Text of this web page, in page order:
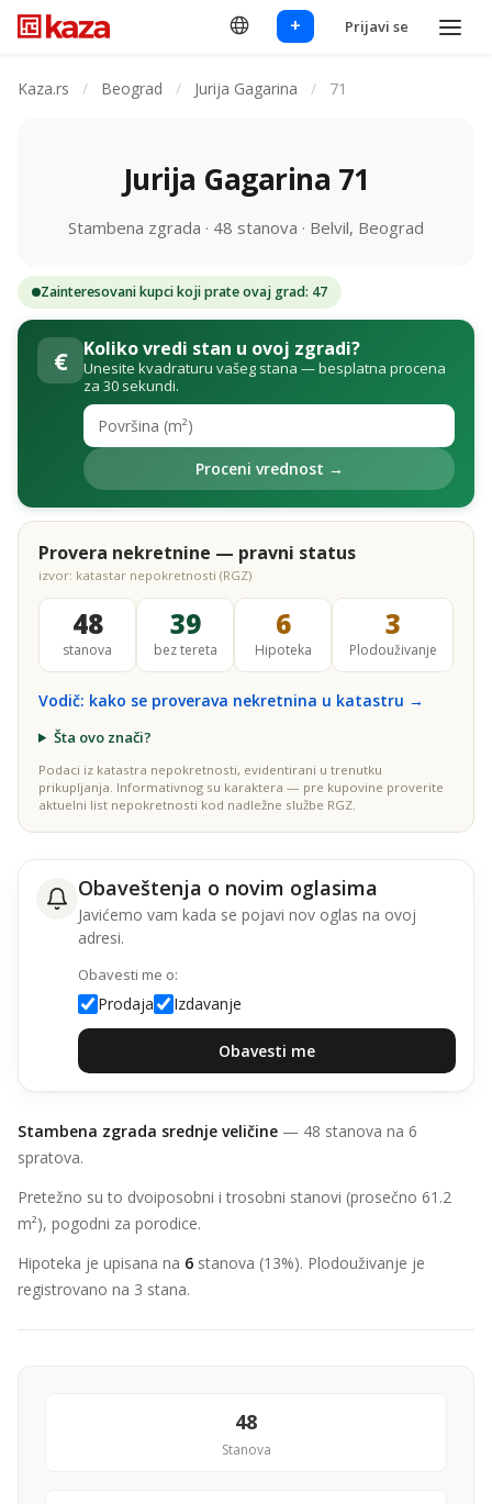
+ Prijavi se
Kaza.rs / Beograd / Jurija Gagarina / 71
Jurija Gagarina 71
Stambena zgrada · 48 stanova · Belvil, Beograd
Zainteresovani kupci koji prate ovaj grad: 47
€ Koliko vredi stan u ovoj zgradi?
Unesite kvadraturu vašeg stana — besplatna procena
za 30 sekundi.
Proceni vrednost →
Provera nekretnine — pravni status
izvor: katastar nepokretnosti (RGZ)
48
stanova
39
bez tereta
6
Hipoteka
3
Plodouživanje
Vodič: kako se proverava nekretnina u katastru →
Šta ovo znači?
Podaci iz katastra nepokretnosti, evidentirani u trenutku
prikupljanja. Informativnog su karaktera — pre kupovine proverite
aktuelni list nepokretnosti kod nadležne službe RGZ.
Obaveštenja o novim oglasima
Javićemo vam kada se pojavi nov oglas na ovoj
adresi.
Obavesti me o:
Prodaja Izdavanje
Obavesti me
Stambena zgrada srednje veličine — 48 stanova na 6
spratova.
Pretežno su to dvoiposobni i trosobni stanovi (prosečno 61.2
m²), pogodni za porodice.
Hipoteka je upisana na 6 stanova (13%). Plodouživanje je
registrovano na 3 stana.
48
Stanova